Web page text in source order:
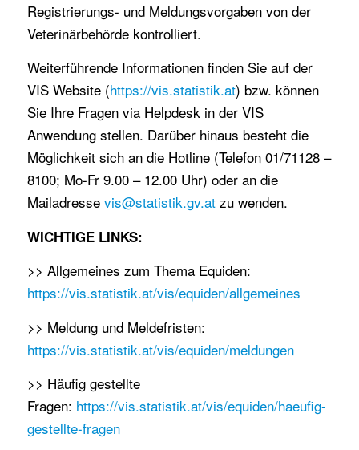
Registrierungs- und Meldungsvorgaben von der
Veterinärbehörde kontrolliert.
Weiterführende Informationen finden Sie auf der
VIS Website (https://vis.statistik.at) bzw. können
Sie Ihre Fragen via Helpdesk in der VIS
Anwendung stellen. Darüber hinaus besteht die
Möglichkeit sich an die Hotline (Telefon 01/71128 –
8100; Mo-Fr 9.00 – 12.00 Uhr) oder an die
Mailadresse vis@statistik.gv.at zu wenden.
WICHTIGE LINKS:
>> Allgemeines zum Thema Equiden:
https://vis.statistik.at/vis/equiden/allgemeines
>> Meldung und Meldefristen:
https://vis.statistik.at/vis/equiden/meldungen
>> Häufig gestellte
Fragen: https://vis.statistik.at/vis/equiden/haeufig-
gestellte-fragen